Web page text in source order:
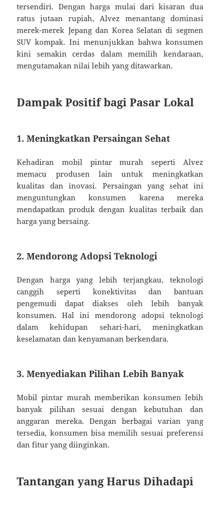
tersendiri. Dengan harga mulai dari kisaran dua
ratus jutaan rupiah, Alvez menantang dominasi
merek-merek Jepang dan Korea Selatan di segmen
SUV kompak. Ini menunjukkan bahwa konsumen
kini semakin cerdas dalam memilih kendaraan,
mengutamakan nilai lebih yang ditawarkan.
Dampak Positif bagi Pasar Lokal
1. Meningkatkan Persaingan Sehat
Kehadiran mobil pintar murah seperti Alvez
memacu produsen lain untuk meningkatkan
kualitas dan inovasi. Persaingan yang sehat ini
menguntungkan konsumen karena mereka
mendapatkan produk dengan kualitas terbaik dan
harga yang bersaing.
2. Mendorong Adopsi Teknologi
Dengan harga yang lebih terjangkau, teknologi
canggih seperti konektivitas dan bantuan
pengemudi dapat diakses oleh lebih banyak
konsumen. Hal ini mendorong adopsi teknologi
dalam kehidupan sehari-hari, meningkatkan
keselamatan dan kenyamanan berkendara.
3. Menyediakan Pilihan Lebih Banyak
Mobil pintar murah memberikan konsumen lebih
banyak pilihan sesuai dengan kebutuhan dan
anggaran mereka. Dengan berbagai varian yang
tersedia, konsumen bisa memilih sesuai preferensi
dan fitur yang diinginkan.
Tantangan yang Harus Dihadapi